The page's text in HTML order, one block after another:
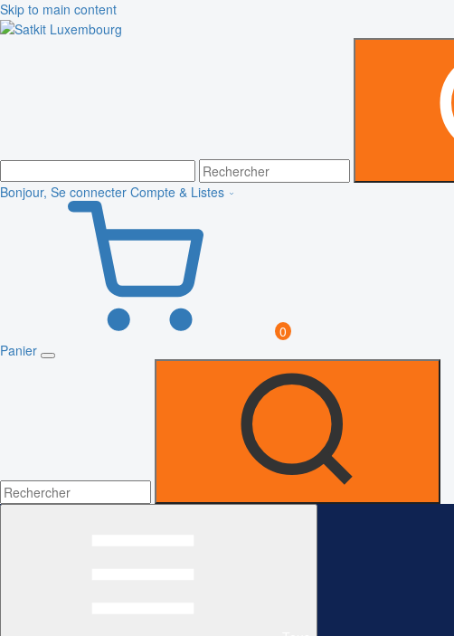
Skip to main content
Bonjour, Se connecter Compte & Listes
0
Panier